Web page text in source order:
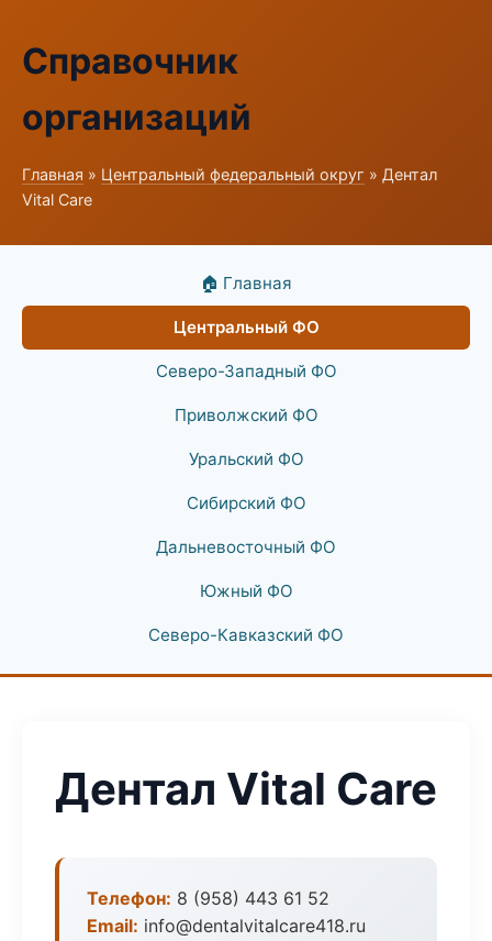
Справочник
организаций
Главная » Центральный федеральный округ » Дентал
Vital Care
🏠 Главная
Центральный ФО
Северо-Западный ФО
Приволжский ФО
Уральский ФО
Сибирский ФО
Дальневосточный ФО
Южный ФО
Северо-Кавказский ФО
Дентал Vital Care
Телефон: 8 (958) 443 61 52
Email: info@dentalvitalcare418.ru